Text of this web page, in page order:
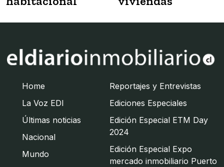
Home
La Voz EDI
Últimas noticias
Nacional
Mundo
Reportajes y Entrevistas
Ediciones Especiales
Edición Especial ETM Day
2024
Edición Especial Expo
mercado inmobiliario Puerto